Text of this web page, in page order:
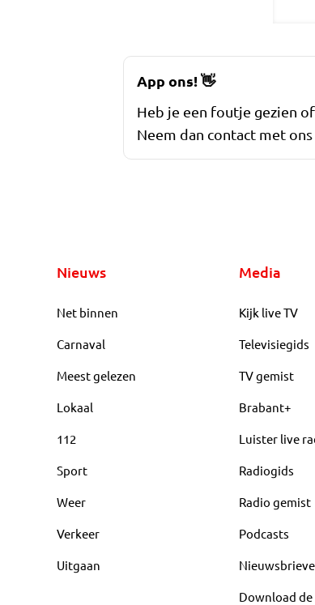
App ons!👋
Heb je een foutje gezien
Neem dan contact met ons
Nieuws
Net binnen
Carnaval
Meest gelezen
Lokaal
112
Sport
Weer
Verkeer
Uitgaan
Media
Kijk live TV
Televisiegids
TV gemist
Brabant+
Luister live
Radiogids
Radio gemist
Podcasts
Download de